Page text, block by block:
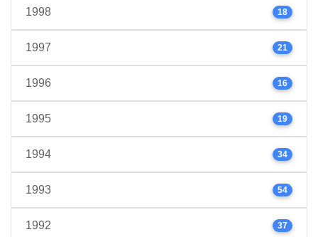
1998 18
1997 21
1996 16
1995 19
1994 34
1993 54
1992 37